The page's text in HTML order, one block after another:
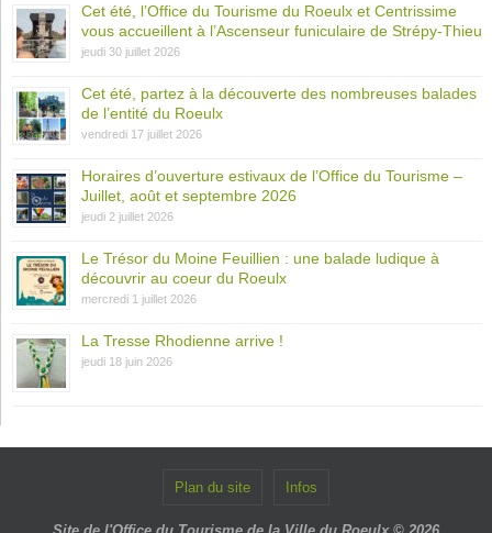
Cet été, l’Office du Tourisme du Roeulx et Centrissime
vous accueillent à l’Ascenseur funiculaire de Strépy-Thieu
jeudi 30 juillet 2026
Cet été, partez à la découverte des nombreuses balades
de l’entité du Roeulx
vendredi 17 juillet 2026
Horaires d’ouverture estivaux de l’Office du Tourisme –
Juillet, août et septembre 2026
jeudi 2 juillet 2026
Le Trésor du Moine Feuillien : une balade ludique à
découvrir au coeur du Roeulx
mercredi 1 juillet 2026
La Tresse Rhodienne arrive !
jeudi 18 juin 2026
Plan du site Infos